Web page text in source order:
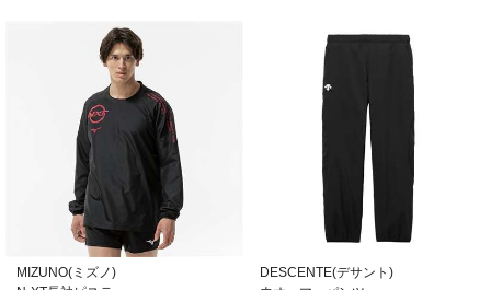
MIZUNO(ミズノ)
DESCENTE(デサント)